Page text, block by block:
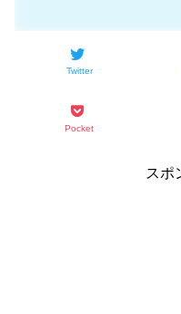
Twitter
Pocket
スポ